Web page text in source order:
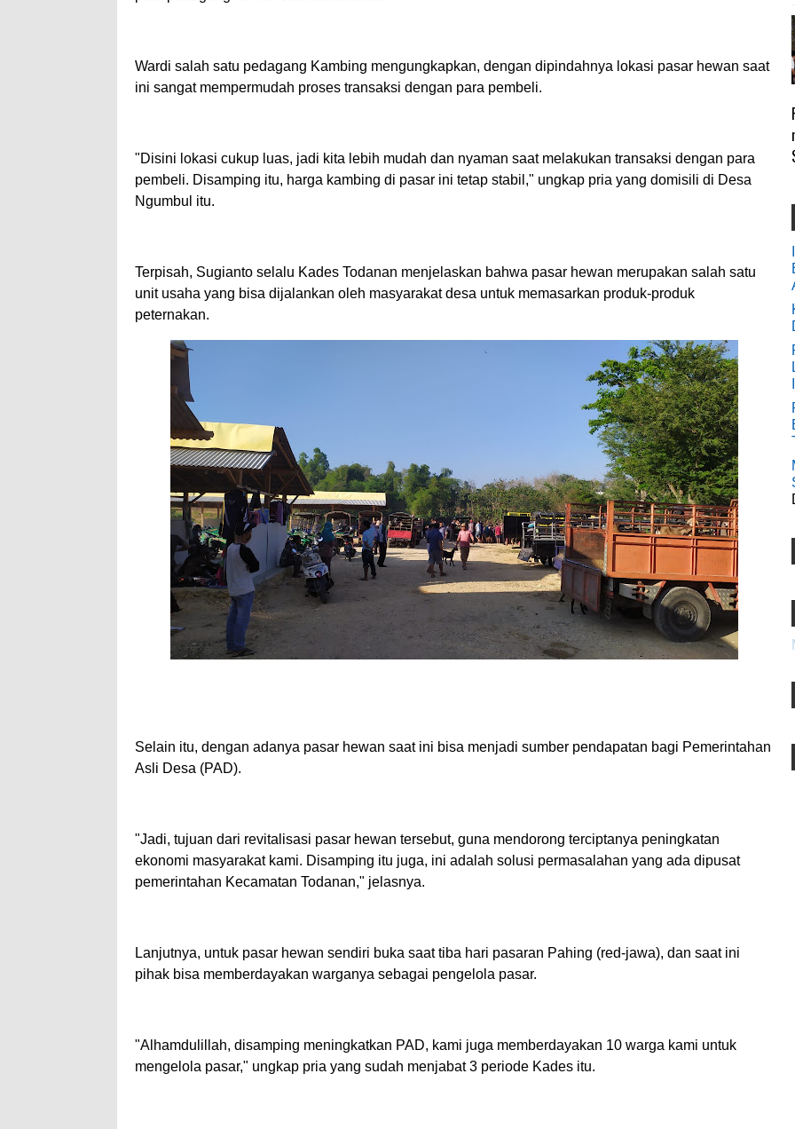
Wardi salah satu pedagang Kambing mengungkapkan, dengan dipindahnya lokasi pasar hewan saat
ini sangat mempermudah proses transaksi dengan para pembeli.
"Disini lokasi cukup luas, jadi kita lebih mudah dan nyaman saat melakukan transaksi dengan para
pembeli. Disamping itu, harga kambing di pasar ini tetap stabil," ungkap pria yang domisili di Desa
Ngumbul itu.
Terpisah, Sugianto selalu Kades Todanan menjelaskan bahwa pasar hewan merupakan salah satu
unit usaha yang bisa dijalankan oleh masyarakat desa untuk memasarkan produk-produk
peternakan.
Selain itu, dengan adanya pasar hewan saat ini bisa menjadi sumber pendapatan bagi Pemerintahan
Asli Desa (PAD).
"Jadi, tujuan dari revitalisasi pasar hewan tersebut, guna mendorong terciptanya peningkatan
ekonomi masyarakat kami. Disamping itu juga, ini adalah solusi permasalahan yang ada dipusat
pemerintahan Kecamatan Todanan," jelasnya.
Lanjutnya, untuk pasar hewan sendiri buka saat tiba hari pasaran Pahing (red-jawa), dan saat ini
pihak bisa memberdayakan warganya sebagai pengelola pasar.
"Alhamdulillah, disamping meningkatkan PAD, kami juga memberdayakan 10 warga kami untuk
mengelola pasar," ungkap pria yang sudah menjabat 3 periode Kades itu.